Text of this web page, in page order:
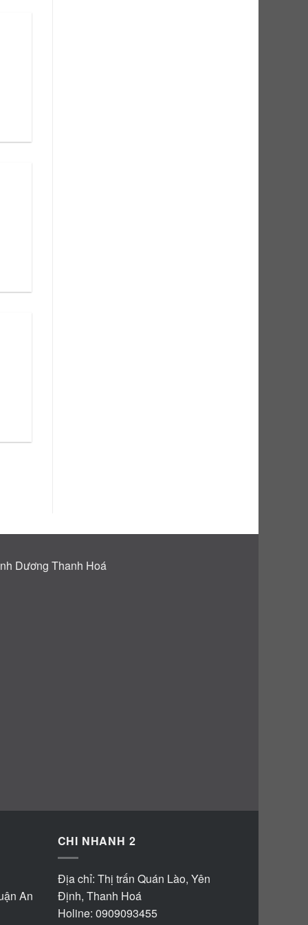
An
CHI NHANH 2
Địa chỉ: Thị trấn Quán Lào, Yên
Định, Thanh Hoá
Holine: 0909093455